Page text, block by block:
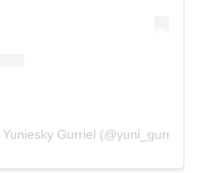
Gurriel